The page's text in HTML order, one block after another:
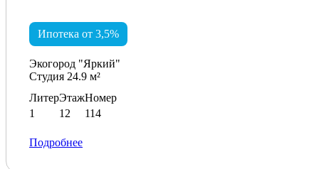
Ипотека от 3,5%
Экогород "Яркий"
Студия 24.9 м²
Литер
1
Этаж
12
Номер
114
Подробнее